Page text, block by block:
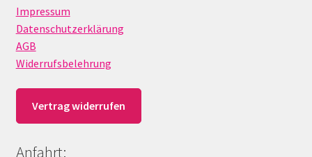
Impressum
Datenschutzerklärung
AGB
Widerrufsbelehrung
Vertrag widerrufen
Anfahrt: